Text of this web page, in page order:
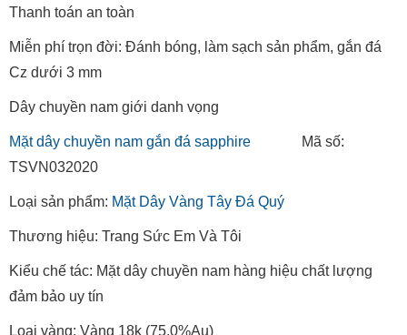
Thanh toán an toàn
Miễn phí trọn đời: Đánh bóng, làm sạch sản phẩm, gắn đá
Cz dưới 3 mm
Dây chuyền nam giới danh vọng
Mặt dây chuyền nam gắn đá sapphire Mã số:
TSVN032020
Loại sản phẩm: Mặt Dây Vàng Tây Đá Quý
Thương hiệu: Trang Sức Em Và Tôi
Kiểu chế tác: Mặt dây chuyền nam hàng hiệu chất lượng
đảm bảo uy tín
Loại vàng: Vàng 18k (75.0%Au)